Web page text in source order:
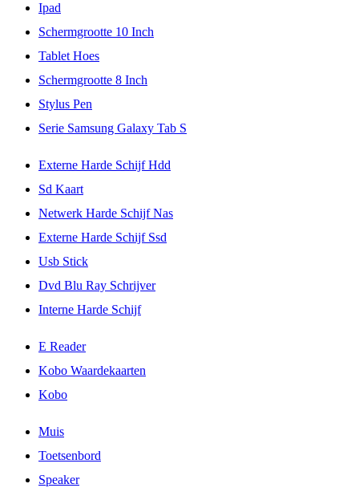
Ipad
Schermgrootte 10 Inch
Tablet Hoes
Schermgrootte 8 Inch
Stylus Pen
Serie Samsung Galaxy Tab S
Externe Harde Schijf Hdd
Sd Kaart
Netwerk Harde Schijf Nas
Externe Harde Schijf Ssd
Usb Stick
Dvd Blu Ray Schrijver
Interne Harde Schijf
E Reader
Kobo Waardekaarten
Kobo
Muis
Toetsenbord
Speaker